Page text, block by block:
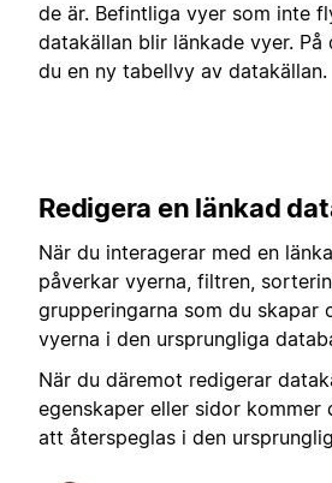
de är. Befintliga vyer som inte
datakällan blir länkade vyer.
du en ny tabellvy av datakällan.
Redigera en länkad
När du interagerar med en
påverkar vyerna, filtren,
grupperingarna som du skapar
vyerna i den ursprungliga
När du däremot redigerar
egenskaper eller sidor kommer
att återspeglas i den